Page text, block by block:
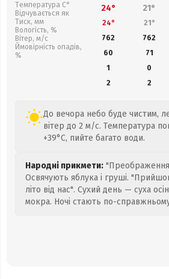
Температура С°
Відчувається як
Тиск, мм
Вологість, %
Вітер, м/с
Ймовірність опадів,
%
24° 21°
24° 21°
762
762
60
71
1
0
2
2
До вечора небо буде чистим,
вітер до 2 м/с. Температура
+39°C, пийте багато води.
Народні прикмети:
Освячують яблука і груші.
літо від нас". Сухий день — суха
мокра. Ночі стають по-